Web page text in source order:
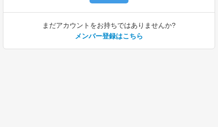
まだアカウントをお持ちではありませんか?
メンバー登録はこちら